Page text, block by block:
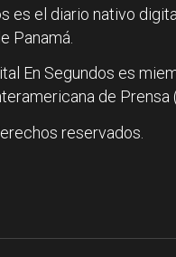
es el diario nativo
Panamá.
En Segundos es
de Prensa
reservados.